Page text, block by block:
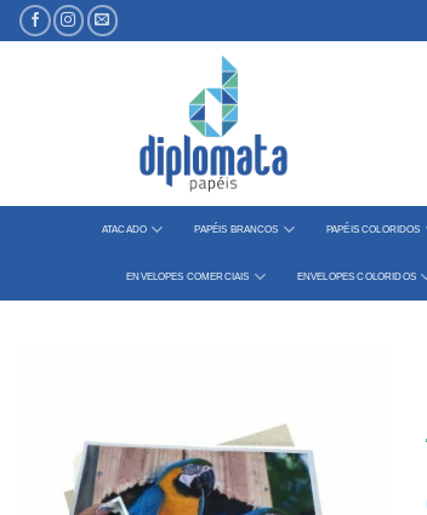
Skip
to
ATACADO PAPÉIS BRANCOS PAPÉIS COLORIDOS
ENVELOPES COMERCIAIS ENVELOPES COLORIDOS